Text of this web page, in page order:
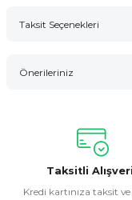
Taksit Seçenekleri
Önerileriniz
konularda yetersiz
kullanarak tarafımıza
Görüş ve
Taksitli
Kredi kartınıza taksit